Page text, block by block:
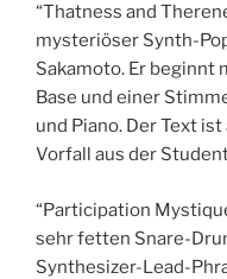
“Thatness and
mysteriöser Synth-
Sakamoto. Er beginnt
Base und einer
und Piano. Der Text
Vorfall aus der
“Participation
sehr fetten Snare-
Synthesizer-Lead-